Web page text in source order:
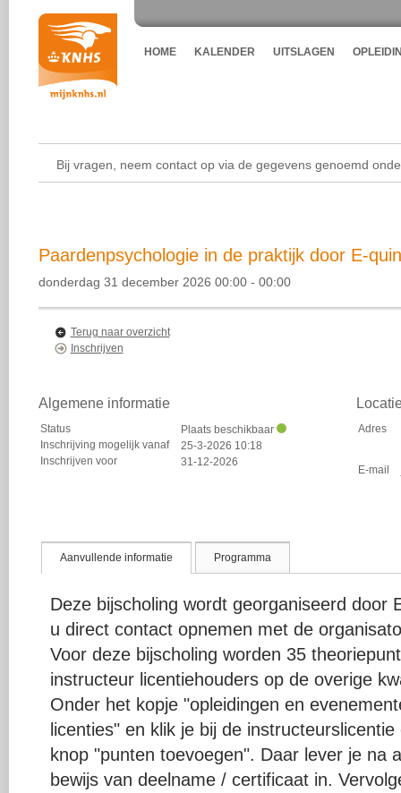
HOME KALENDER UITSLAGEN
Bij vragen, neem contact op via de gegevens genoemd
Paardenpsychologie in de praktijk door E-
donderdag 31 december 2026 00:00 - 00:00
Terug naar overzicht
Inschrijven
Algemene informatie
Status
Plaats beschikbaar
Inschrijving mogelijk vanaf
25-3-2026 10:18
Inschrijven voor
31-12-2026
Adres
E-mail
Aanvullende informatie Programma
Deze bijscholing wordt georganiseerd door
u direct contact opnemen met de
Voor deze bijscholing worden 35
instructeur licentiehouders op de overige
Onder het kopje "opleidingen en
licenties" en klik je bij de
knop "punten toevoegen". Daar lever je na
bewijs van deelname / certificaat in.